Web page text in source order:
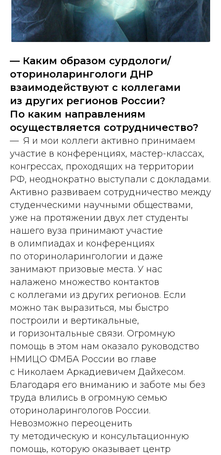
— Каким образом сурдологи/
оториноларингологи ДНР
взаимодействуют с коллегами
из других регионов России?
По каким направлениям
осуществляется сотрудничество?
— Я и мои коллеги активно принимаем
участие в конференциях, мастер-­классах,
конгрессах, проходящих на территории
РФ, неоднократно выступали с докладами.
Активно развиваем сотрудничество между
студенческими научными обществами,
уже на протяжении двух лет студенты
нашего вуза принимают участие
в олимпиадах и конференциях
по оториноларингологии и даже
занимают призовые места. У нас
налажено множество контактов
с коллегами из других регионов. Если
можно так выразиться, мы быстро
построили и вертикальные,
и горизонтальные связи. Огромную
помощь в этом нам оказало руководство
НМИЦО ФМБА России во главе
с Николаем Аркадиевичем Дайхесом.
Благодаря его вниманию и заботе мы без
труда влились в огромную семью
оториноларингологов России.
Невозможно переоценить
ту методическую и консультационную
помощь, которую оказывает центр